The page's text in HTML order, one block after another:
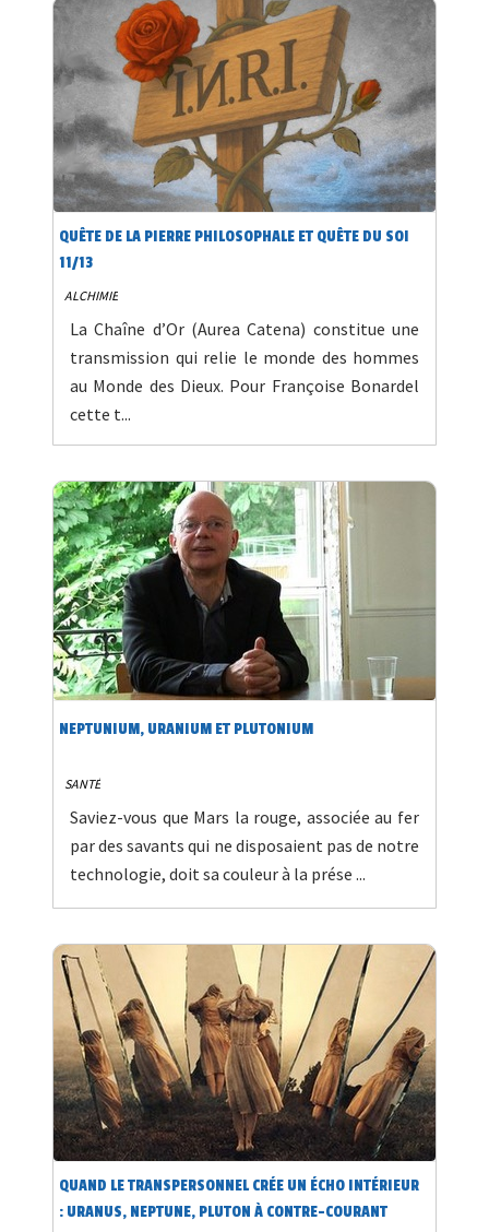
QUÊTE DE LA PIERRE PHILOSOPHALE ET QUÊTE DU SOI
11/13
ALCHIMIE
La Chaîne d’Or (Aurea Catena) constitue une
transmission qui relie le monde des hommes
au Monde des Dieux. Pour Françoise Bonardel
cette t...
NEPTUNIUM, URANIUM ET PLUTONIUM
SANTÉ
Saviez-vous que Mars la rouge, associée au fer
par des savants qui ne disposaient pas de notre
technologie, doit sa couleur à la prése ...
QUAND LE TRANSPERSONNEL CRÉE UN ÉCHO INTÉRIEUR
: URANUS, NEPTUNE, PLUTON À CONTRE-COURANT